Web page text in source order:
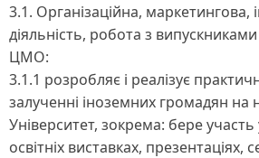
3.1. Організаційна, маркетингова,
діяльність, робота з випускниками
ЦМО:
3.1.1 розробляє і реалізує
залученні іноземних громадян на
Університет, зокрема: бере
освітніх виставках, презентаціях,